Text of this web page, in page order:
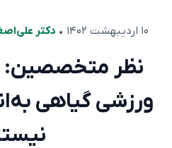
۱۰ اردیبهشت ۱۴۰۲ • دکتر
نظر متخصصین:
ورزشی گیاهی